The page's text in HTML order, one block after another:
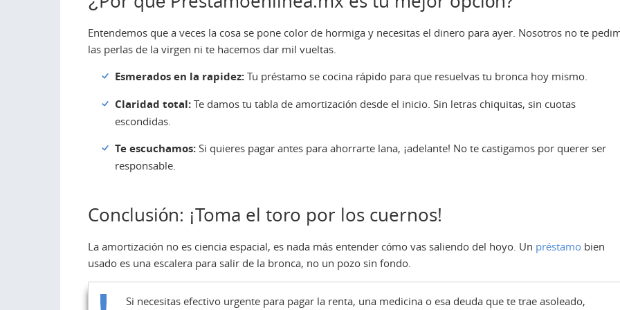
Entendemos que a veces la cosa se pone color de hormiga y necesitas el dinero para ayer. Nosotros no te
las perlas de la virgen ni te hacemos dar mil vueltas.
Esmerados en la rapidez: Tu préstamo se cocina rápido para que resuelvas tu bronca hoy mismo.
Claridad total: Te damos tu tabla de amortización desde el inicio. Sin letras chiquitas, sin cuotas
escondidas.
Te escuchamos: Si quieres pagar antes para ahorrarte lana, ¡adelante! No te castigamos por querer ser
responsable.
Conclusión: ¡Toma el toro por los cuernos!
La amortización no es ciencia espacial, es nada más entender cómo vas saliendo del hoyo. Un préstamo bien
usado es una escalera para salir de la bronca, no un pozo sin fondo.
Si necesitas efectivo urgente para pagar la renta, una medicina o esa deuda que te trae asoleado,